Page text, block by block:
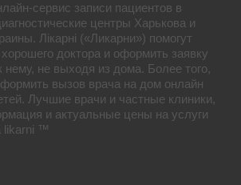
сервис записи пациентов в
центры Харькова и
Лікарні («Ликарни») помогут
доктора и оформить заявку
нему, не выходя из дома. Более того,
вызов врача на дом онлайн
Лучшие врачи и частные клиники,
и актуальные цены на услуги
likarni ™